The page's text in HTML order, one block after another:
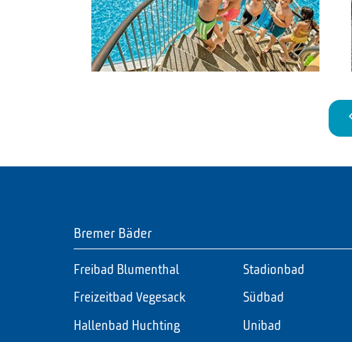
Bremer Bäder
Freibad Blumenthal
Freizeitbad Vegesack
Hallenbad Huchting
Stadionbad
Südbad
Unibad